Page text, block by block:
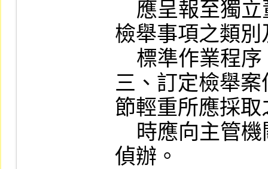
檢舉事項之類
三、訂定檢舉
節輕重所應採
偵辦。